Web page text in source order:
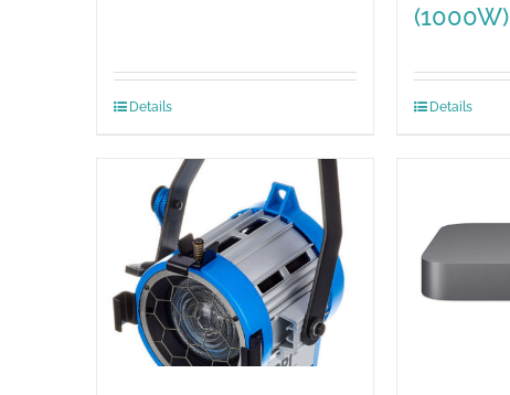
Details
(1000W)
Details